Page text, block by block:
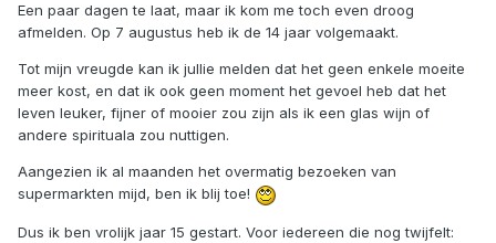
Een paar dagen te laat, maar ik kom me toch even droog
afmelden. Op 7 augustus heb ik de 14 jaar volgemaakt.
Tot mijn vreugde kan ik jullie melden dat het geen enkele moeite
meer kost, en dat ik ook geen moment het gevoel heb dat het
leven leuker, fijner of mooier zou zijn als ik een glas wijn of
andere spirituala zou nuttigen.
Aangezien ik al maanden het overmatig bezoeken van
supermarkten mijd, ben ik blij toe!
Dus ik ben vrolijk jaar 15 gestart. Voor iedereen die nog twijfelt: